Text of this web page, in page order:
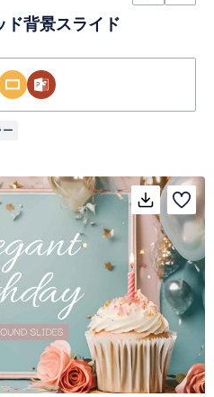
ド背景スライド